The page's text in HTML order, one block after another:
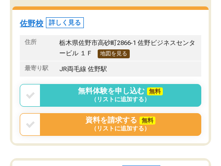
佐野校 詳しく見る
住所
栃木県佐野市高砂町2866-1 佐野ビジネスセンタ
ービル １Ｆ
地図を見る
最寄り駅 JR両毛線 佐野駅
無料体験を申し込む
無料
（リストに追加する）
資料を請求する
無料
（リストに追加する）